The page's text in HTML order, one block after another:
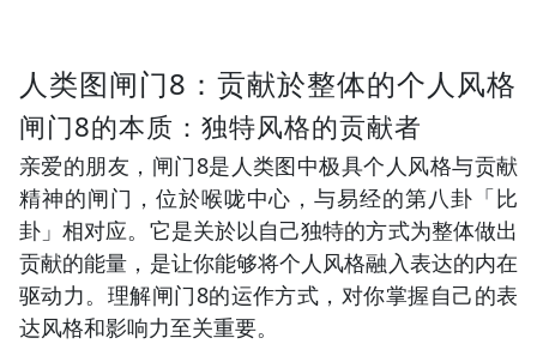
人类图闸门8：贡献於整体的个人风格
闸门8的本质：独特风格的贡献者
亲爱的朋友，闸门8是人类图中极具个人风格与贡献
精神的闸门，位於喉咙中心，与易经的第八卦「比
卦」相对应。它是关於以自己独特的方式为整体做出
贡献的能量，是让你能够将个人风格融入表达的内在
驱动力。理解闸门8的运作方式，对你掌握自己的表
达风格和影响力至关重要。